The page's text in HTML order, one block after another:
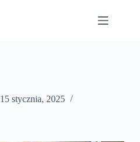
15 stycznia, 2025